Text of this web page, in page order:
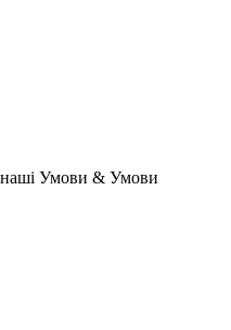
Умови & Умови